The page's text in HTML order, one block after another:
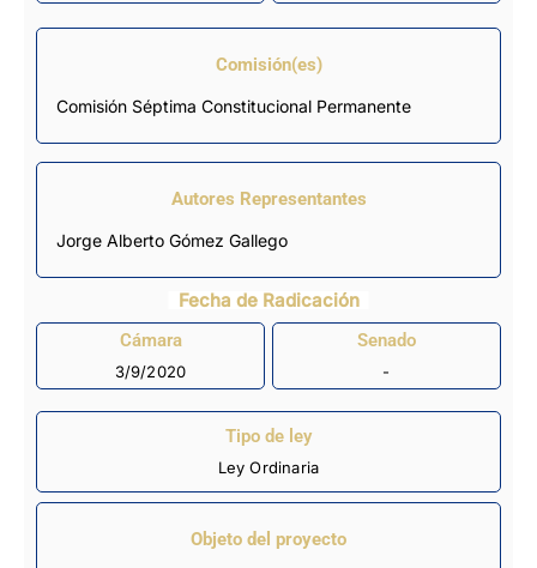
Comisión(es)
Comisión Séptima Constitucional Permanente
Autores Representantes
Jorge Alberto Gómez Gallego
Fecha de Radicación
Cámara
3/9/2020
Senado
-
Tipo de ley
Ley Ordinaria
Objeto del proyecto